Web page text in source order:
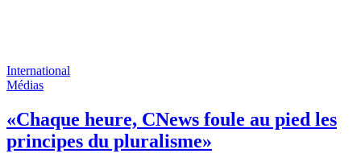
International
Médias
«Chaque heure, CNews foule au pied les
principes du pluralisme»